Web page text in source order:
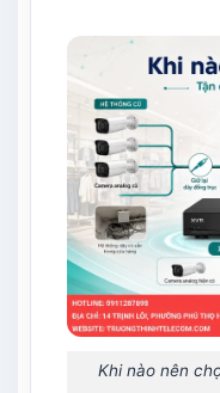
Khi nào nên